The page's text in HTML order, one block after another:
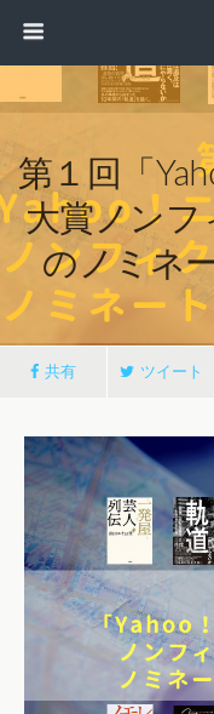
第１回「
大賞ノンフ
のノミネ
共有 ツイート